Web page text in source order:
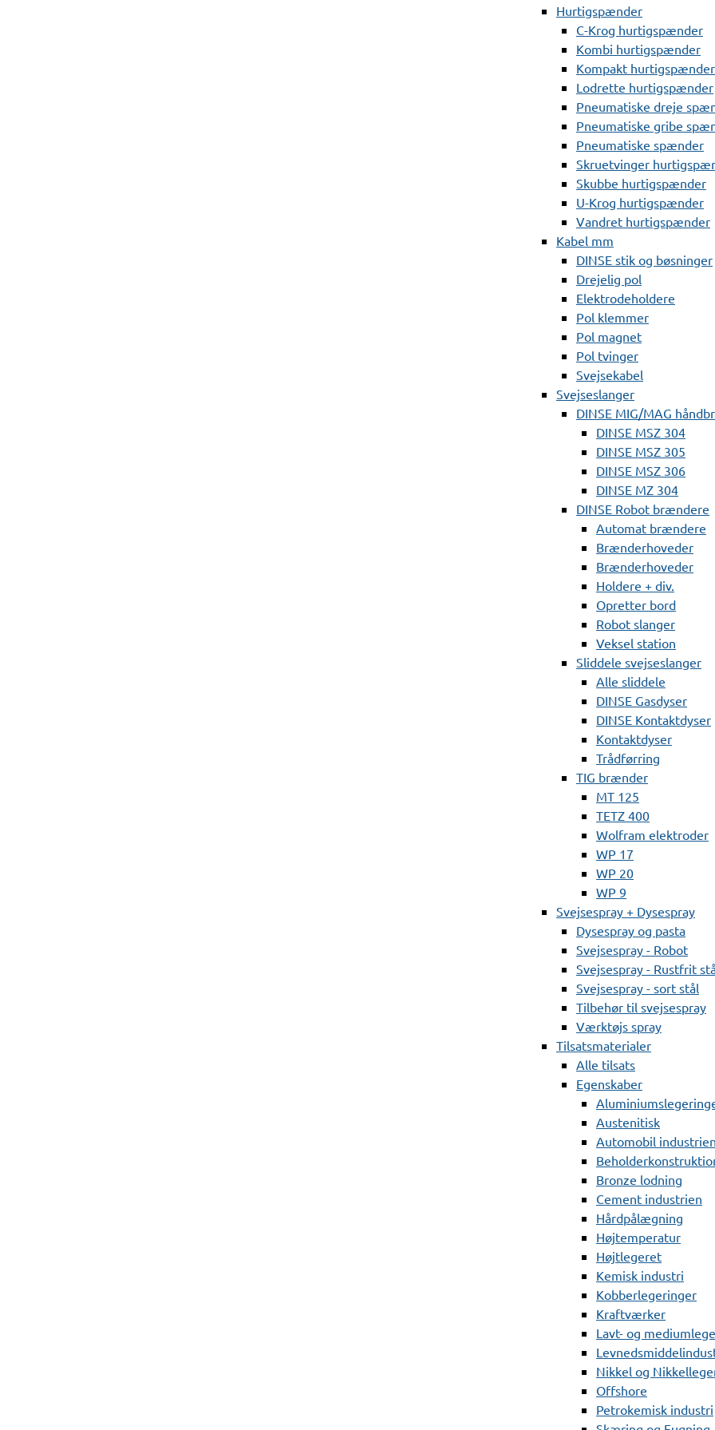
Hurtigspænder
C-Krog hurtigspænder
Kombi hurtigspænder
Kompakt hurtigspænder
Lodrette hurtigspænder
Pneumatiske dreje
Pneumatiske gribe
Pneumatiske spænder
Skruetvinger
Skubbe hurtigspænder
U-Krog hurtigspænder
Vandret hurtigspænder
Kabel mm
DINSE stik og bøsninger
Drejelig pol
Elektrodeholdere
Pol klemmer
Pol magnet
Pol tvinger
Svejsekabel
Svejseslanger
DINSE MIG/MAG
DINSE MSZ 304
DINSE MSZ 305
DINSE MSZ 306
DINSE MZ 304
DINSE Robot brændere
Automat brændere
Brænderhoveder
Brænderhoveder
Holdere + div.
Opretter bord
Robot slanger
Veksel station
Sliddele svejseslanger
Alle sliddele
DINSE Gasdyser
DINSE Kontaktdyser
Kontaktdyser
Trådførring
TIG brænder
MT 125
TETZ 400
Wolfram elektroder
WP 17
WP 20
WP 9
Svejsespray + Dysespray
Dysespray og pasta
Svejsespray - Robot
Svejsespray - Rustfrit
Svejsespray - sort stål
Tilbehør til svejsespray
Værktøjs spray
Tilsatsmaterialer
Alle tilsats
Egenskaber
Austenitisk
Automobil industrien
Bronze lodning
Cement industrien
Hårdpålægning
Højtemperatur
Højtlegeret
Kemisk industri
Kobberlegeringer
Kraftværker
Lavt- og
Nikkel og
Offshore
Petrokemisk industri